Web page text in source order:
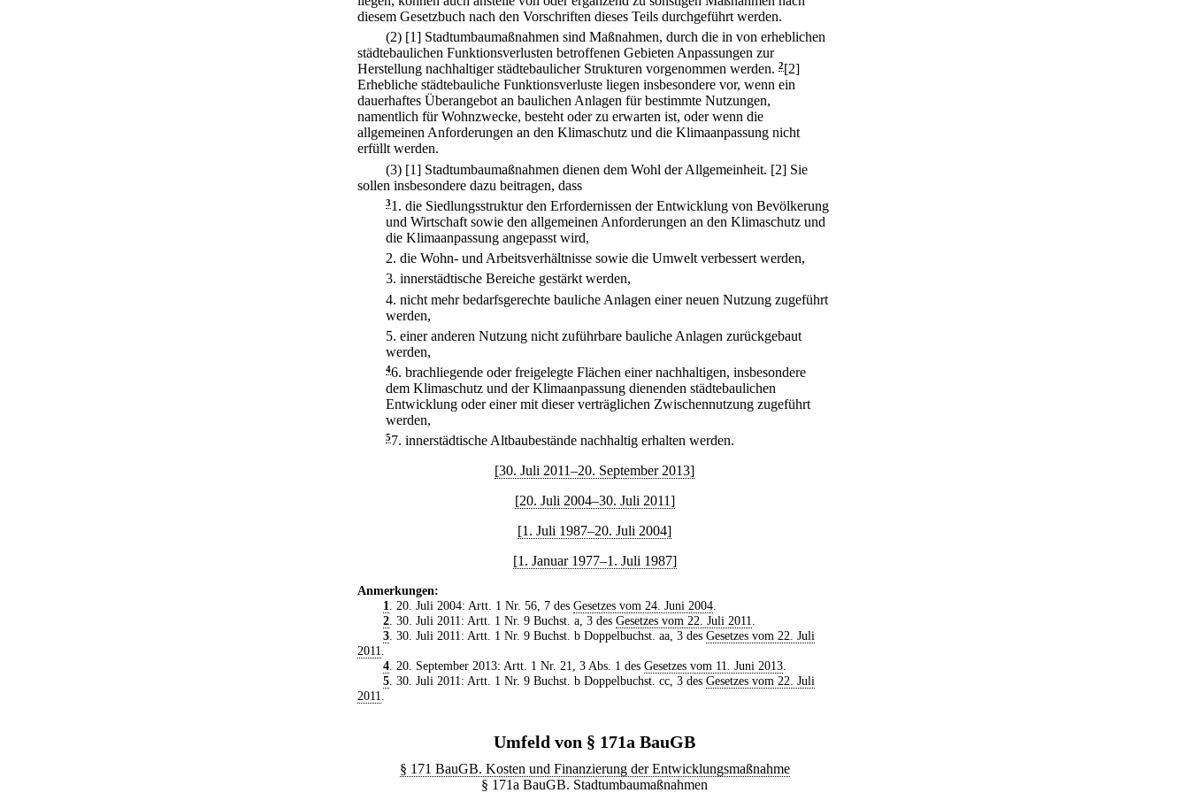
diesem Gesetzbuch nach den Vorschriften dieses Teils durchgeführt werden.
(2) [1] Stadtumbaumaßnahmen sind Maßnahmen, durch die in von erheblichen
städtebaulichen Funktionsverlusten betroffenen Gebieten Anpassungen zur
Herstellung nachhaltiger städtebaulicher Strukturen vorgenommen werden. 2[2]
Erhebliche städtebauliche Funktionsverluste liegen insbesondere vor, wenn ein
dauerhaftes Überangebot an baulichen Anlagen für bestimmte Nutzungen,
namentlich für Wohnzwecke, besteht oder zu erwarten ist, oder wenn die
allgemeinen Anforderungen an den Klimaschutz und die Klimaanpassung nicht
erfüllt werden.
(3) [1] Stadtumbaumaßnahmen dienen dem Wohl der Allgemeinheit. [2] Sie
sollen insbesondere dazu beitragen, dass
31. die Siedlungsstruktur den Erfordernissen der Entwicklung von Bevölkerung
und Wirtschaft sowie den allgemeinen Anforderungen an den Klimaschutz und
die Klimaanpassung angepasst wird,
2. die Wohn- und Arbeitsverhältnisse sowie die Umwelt verbessert werden,
3. innerstädtische Bereiche gestärkt werden,
4. nicht mehr bedarfsgerechte bauliche Anlagen einer neuen Nutzung zugeführt
werden,
5. einer anderen Nutzung nicht zuführbare bauliche Anlagen zurückgebaut
werden,
46. brachliegende oder freigelegte Flächen einer nachhaltigen, insbesondere
dem Klimaschutz und der Klimaanpassung dienenden städtebaulichen
Entwicklung oder einer mit dieser verträglichen Zwischennutzung zugeführt
werden,
57. innerstädtische Altbaubestände nachhaltig erhalten werden.
[30. Juli 2011–20. September 2013]
[20. Juli 2004–30. Juli 2011]
[1. Juli 1987–20. Juli 2004]
[1. Januar 1977–1. Juli 1987]
Anmerkungen:
1. 20. Juli 2004: Artt. 1 Nr. 56, 7 des Gesetzes vom 24. Juni 2004.
2. 30. Juli 2011: Artt. 1 Nr. 9 Buchst. a, 3 des Gesetzes vom 22. Juli 2011.
3. 30. Juli 2011: Artt. 1 Nr. 9 Buchst. b Doppelbuchst. aa, 3 des Gesetzes vom 22. Juli
2011.
4. 20. September 2013: Artt. 1 Nr. 21, 3 Abs. 1 des Gesetzes vom 11. Juni 2013.
5. 30. Juli 2011: Artt. 1 Nr. 9 Buchst. b Doppelbuchst. cc, 3 des Gesetzes vom 22. Juli
2011.
Umfeld von § 171a BauGB
§ 171 BauGB. Kosten und Finanzierung der Entwicklungsmaßnahme
§ 171a BauGB. Stadtumbaumaßnahmen